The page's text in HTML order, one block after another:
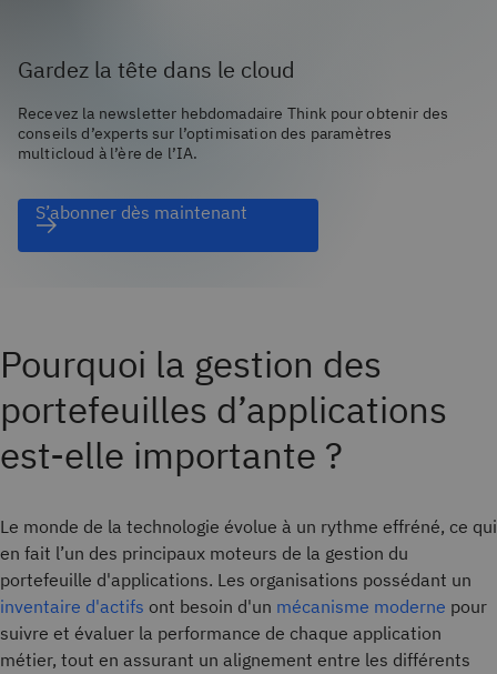
Gardez la tête dans le cloud
Recevez la newsletter hebdomadaire Think pour obtenir des
conseils d’experts sur l’optimisation des paramètres
multicloud à l’ère de l’IA.
S’abonner dès maintenant
Pourquoi la gestion des
portefeuilles d’applications
est-elle importante ?
Le monde de la technologie évolue à un rythme effréné, ce qui
en fait l’un des principaux moteurs de la gestion du
portefeuille d'applications. Les organisations possédant un
inventaire d'actifs ont besoin d'un mécanisme moderne pour
suivre et évaluer la performance de chaque application
métier, tout en assurant un alignement entre les différents